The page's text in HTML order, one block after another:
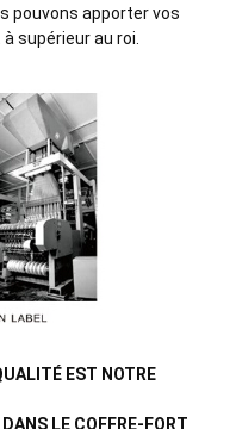
pouvons apporter vos
supérieur au roi.
EST NOTRE
LE COFFRE-FORT